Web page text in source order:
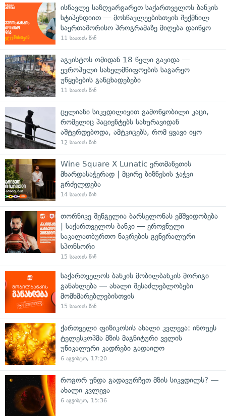
ისწავლე საზღვარგარეთ საქართველოს ბანკის
სტიპენდიით — მოსწავლეებისთვის შექმნილ
საერთაშორისო პროგრამაზე მიღება დაიწყო
11 საათის წინ
აგვისტოს ომიდან 18 წელი გავიდა —
ევროპული სახელმწიფოების საგარეო
უწყებების განცხადებები
11 საათის წინ
ცელიანი სიკვდილივით გამოწყობილი კაცი,
რომელიც პაციენტებს სახურავიდან
აშტერდებოდა, ამტკიცებს, რომ ყვავი იყო
12 საათის წინ
Wine Square X Lunatic ერთმანეთის
მხარდასაჭერად | მცირე ბიზნესის ჯაჭვი
გრძელდება
14 საათის წინ
თორნიკე შენგელია ბარსელონას ემშვიდობება
| საქართველოს ბანკი — ეროვნული
საკალათბურთო ნაკრების გენერალური
სპონსორი
15 საათის წინ
საქართველოს ბანკის მობილბანკის მორიგი
განახლება — ახალი შესაძლებლობები
მომხმარებლებისთვის
15 საათის წინ
ქართველი ფიზიკოსის ახალი კვლევა: ინოუეს
ტელესკოპმა მზის მაგნიტური ველის
უნიკალური კადრები გადაიღო
6 აგვისტო, 17:20
როგორ უნდა გადავურჩეთ მზის სიკვდილს? —
ახალი კვლევა
6 აგვისტო, 15:36